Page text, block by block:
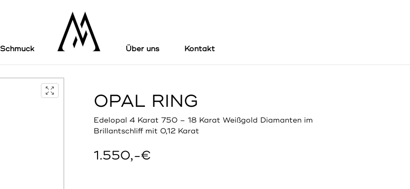
Schmuck Über uns Kontakt
OPAL RING
Edelopal 4 Karat 750 – 18 Karat Weißgold Diamanten im
Brillantschliff mit 0,12 Karat
1.550,-€